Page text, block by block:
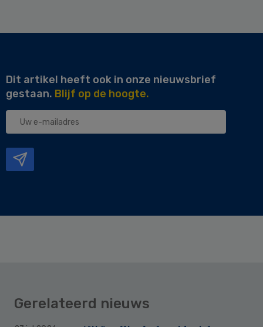
Dit artikel heeft ook in onze nieuwsbrief
gestaan. Blijf op de hoogte.
Uw
Gerelateerd nieuws